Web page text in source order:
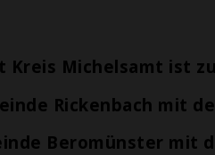
Kreis Michelsamt ist
Rickenbach mit
Beromünster mit